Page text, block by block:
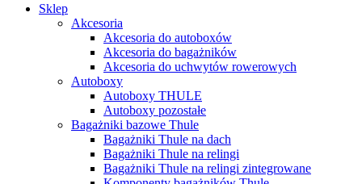
Sklep
Akcesoria
Akcesoria do autoboxów
Akcesoria do bagażników
Akcesoria do uchwytów rowerowych
Autoboxy
Autoboxy THULE
Autoboxy pozostałe
Bagażniki bazowe Thule
Bagażniki Thule na dach
Bagażniki Thule na relingi
Bagażniki Thule na relingi zintegrowane